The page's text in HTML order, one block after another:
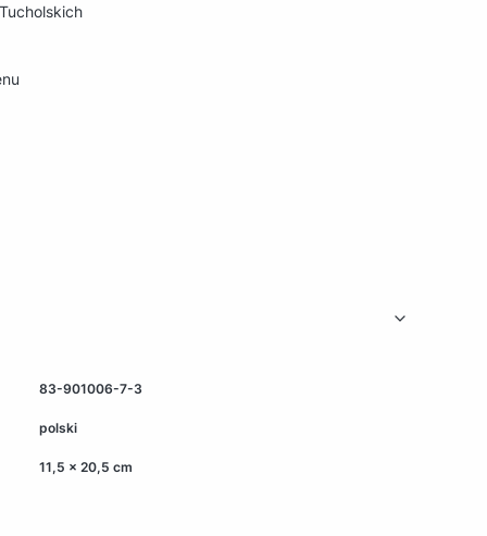
83-901006-7-3
polski
11,5 x 20,5 cm